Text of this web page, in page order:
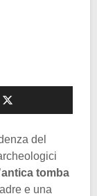
del
antica tomba
e una